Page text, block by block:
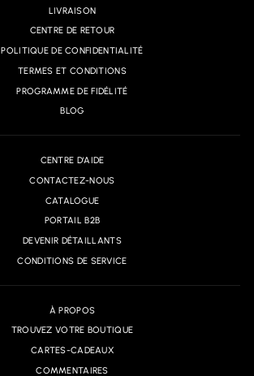
LIVRAISON
CENTRE DE RETOUR
POLITIQUE DE CONFIDENTIALITÉ
TERMES ET CONDITIONS
PROGRAMME DE FIDÉLITÉ
BLOG
CENTRE D'AIDE
CONTACTEZ-NOUS
CATALOGUE
PORTAIL B2B
DEVENIR DÉTAILLANTS
CONDITIONS DE SERVICE
À PROPOS
TROUVEZ VOTRE BOUTIQUE
CARTES-CADEAUX
COMMENTAIRES